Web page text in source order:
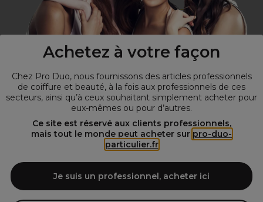
Achetez à votre façon
Chez Pro Duo, nous fournissons des articles professionnels
de coiffure et beauté, à la fois aux professionnels de ces
secteurs, ainsi qu’à ceux souhaitant simplement acheter pour
eux-mêmes ou pour d’autres.
Ce site est réservé aux clients professionnels,
mais tout le monde peut acheter sur pro-duo-
particulier.fr
Je suis un professionnel, acheter ici
Spécialiste de la coiffure et de la beauté, nous vous proposons une
large sélection de produits professionnels pour la coiffure et
Duo le fournisseur incontournable des salons de coiffure et instituts
de beauté! Notre gamme de produits s’adresse également à tous ceux
qui sont à la recherche de produits et d'accessoires de coiffure et de
matériel esthétique de qualité.